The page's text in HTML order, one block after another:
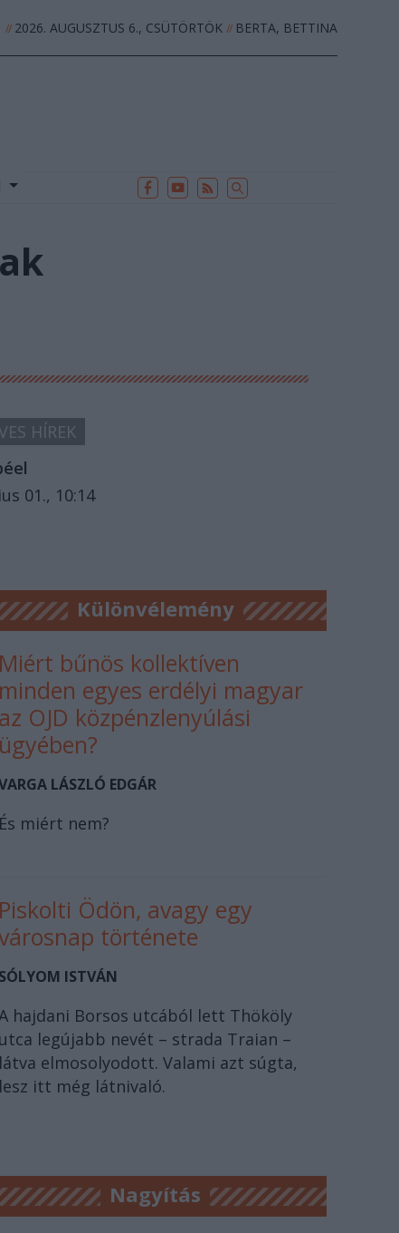
//2026. AUGUSZTUS 6., CSÜTÖRTÖK //BERTA, BETTINA
// ARCHÍVUM
HÍREK
01., 10:14
Különvélemény
Miért bűnös kollektíven
minden egyes erdélyi magyar
az OJD közpénzlenyúlási
ügyében?
LÁSZLÓ EDGÁR
És miért nem?
Piskolti Ödön, avagy egy
története
SÓLYOM ISTVÁN
hajdani Borsos utcából lett Thököly
utca legújabb nevét – strada Traian –
látva elmosolyodott. Valami azt súgta,
lesz itt még látnivaló.
Nagyítás